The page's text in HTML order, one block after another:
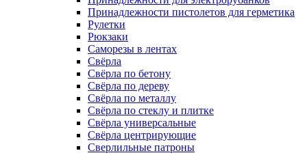
Принадлежности пистолетов для герметика
Рулетки
Рюкзаки
Саморезы в лентах
Свёрла
Свёрла по бетону
Свёрла по дереву
Свёрла по металлу
Свёрла по стеклу и плитке
Свёрла универсальные
Свёрла центрирующие
Сверлильные патроны